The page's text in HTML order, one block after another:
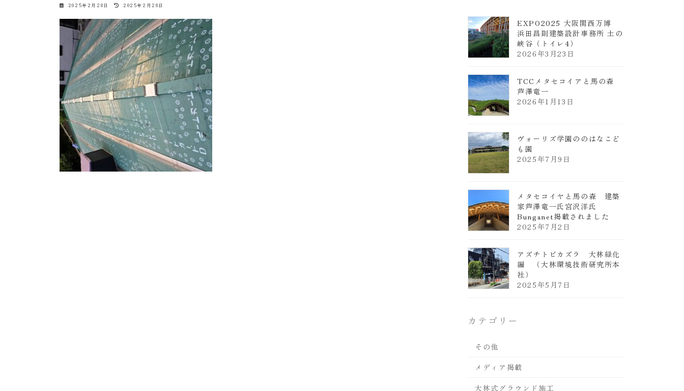
2025年2月28日
最
更
新
日
時
:
2025年2月28日
EXPO2025 大阪関西万博
浜田昌則建築設計事務所 土の
峡谷（トイレ4）
2026年3月23日
TCCメタセコイアと馬の森
芦澤竜一
2026年1月13日
ヴォーリズ学園ののはなこど
も園
2025年7月9日
メタセコイヤと馬の森 建築
家芦澤竜一氏宮沢洋氏
Bunganet掲載されました
2025年7月2日
アズチトビカズラ 大林緑化
編 （大林環境技術研究所本
社）
2025年5月7日
カテゴリー
その他
メディア掲載
大林式グラウンド施工